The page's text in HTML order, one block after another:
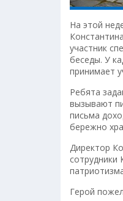
На этой
участник
беседы. У
принимает
Ребята
вызывают
письма
бережно
Директор
сотрудники
Герой